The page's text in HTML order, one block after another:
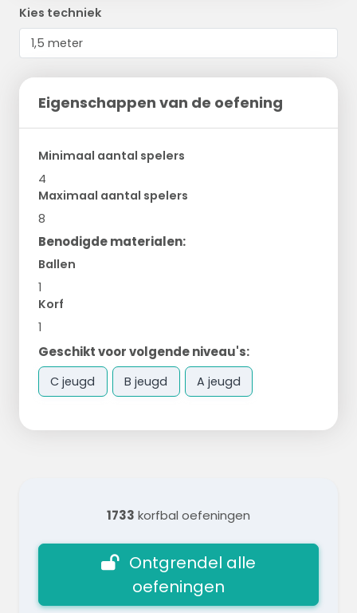
Kies techniek
Eigenschappen van de oefening
Minimaal aantal spelers
4
Maximaal aantal spelers
8
Benodigde materialen:
Ballen
1
Korf
1
Geschikt voor volgende niveau's:
C jeugd B jeugd A jeugd
1733 korfbal oefeningen
Ontgrendel alle
oefeningen